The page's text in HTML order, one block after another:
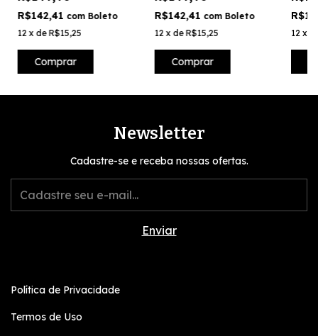
R$142,41 com Boleto
12 x de R$15,25
Comprar
R$142,41 com Boleto
12 x de R$15,25
Comprar
12 x
Newsletter
Cadastre-se e receba nossas ofertas.
Política de Privacidade
Termos de Uso